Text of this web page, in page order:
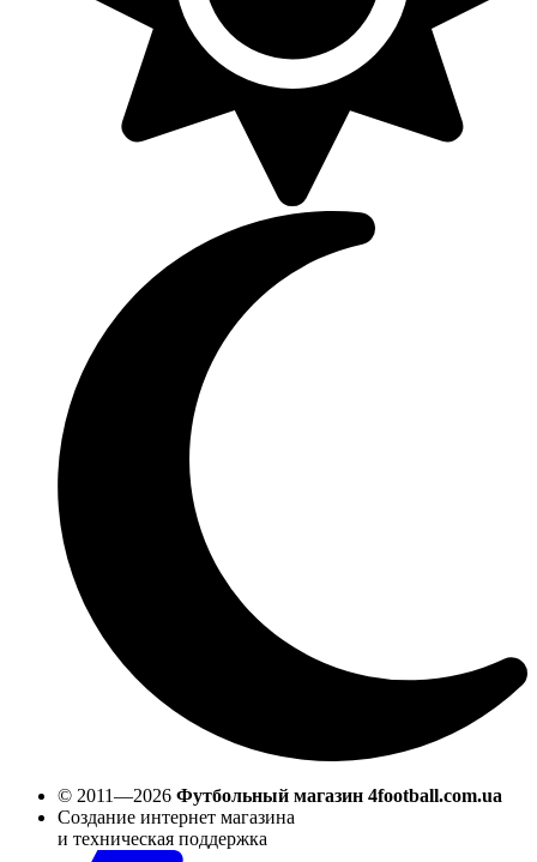
© 2011—2026 Футбольный магазин 4football.com.ua
Создание интернет магазина
и техническая поддержка